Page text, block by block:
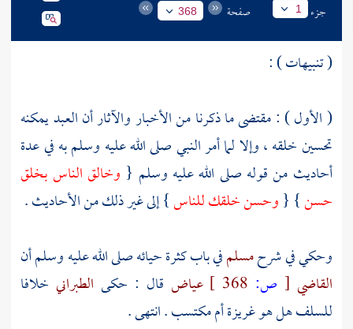
جزء 1 صفحة 368
( تنبيهات ) :
( الأول ) : مقتضى ما ذكرنا من الأخبار والآثار أن العبد يمكنه
تحسين خلقه ، وإلا لما أمر النبي صلى الله عليه وسلم به في عدة
أحاديث من قوله صلى الله عليه وسلم { وخالق الناس بخلق
حسن} {وحسن خلقك للناس} إلى غير ذلك من الأحاديث .
وحكي في شرحمسلمفي باب كثرة حيائه صلى الله عليه وسلم أن
القاضي [ ص: عياض قال : حكى الطبراني خلافا
للسلف هل هو غريزة أم مكتسب . انتهى .